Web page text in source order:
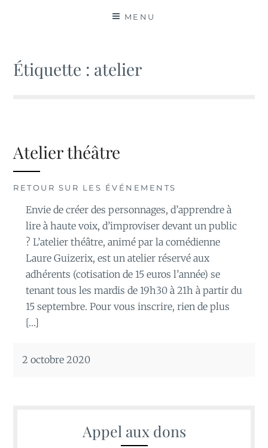
MENU
Étiquette : atelier
Atelier théâtre
RETOUR SUR LES ÉVÉNEMENTS
Envie de créer des personnages, d’apprendre à
lire à haute voix, d’improviser devant un public
? L’atelier théâtre, animé par la comédienne
Laure Guizerix, est un atelier réservé aux
adhérents (cotisation de 15 euros l’année) se
tenant tous les mardis de 19h30 à 21h à partir du
15 septembre. Pour vous inscrire, rien de plus
[…]
2 octobre 2020
Appel aux dons